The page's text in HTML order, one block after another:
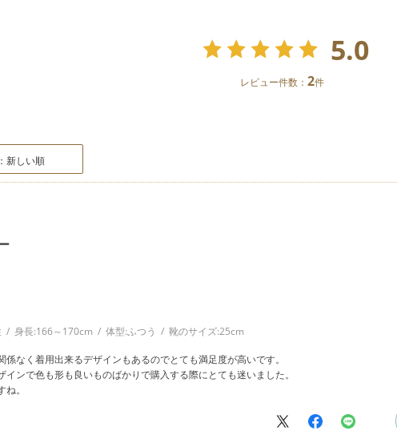
5.0
レビュー件数： 2件
新しい順
身長:166～170cm 体型:ふつう 靴のサイズ:25cm
なく着用出来るデザインもあるのでとても満足度が高いです。
ンで色も形も良いものばかりで購入する際にとても迷いました。
。